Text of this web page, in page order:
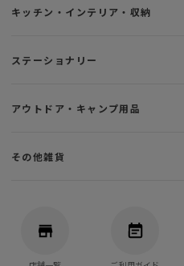
キッチン・インテリア・収納
ステーショナリー
アウトドア・キャンプ用品
その他雑貨